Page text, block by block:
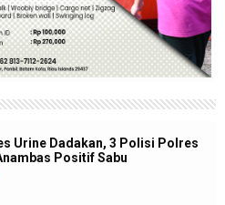
Urine Dadakan, 3 Polisi Polres
Positif Sabu